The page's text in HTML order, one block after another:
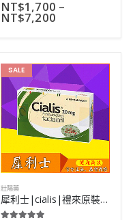
0 out of 5
NT$1,700 –
NT$7,200
SALE
壯陽藥
犀利士|cialis|禮來原裝進口男性口服壯陽藥|36小時超長藥效